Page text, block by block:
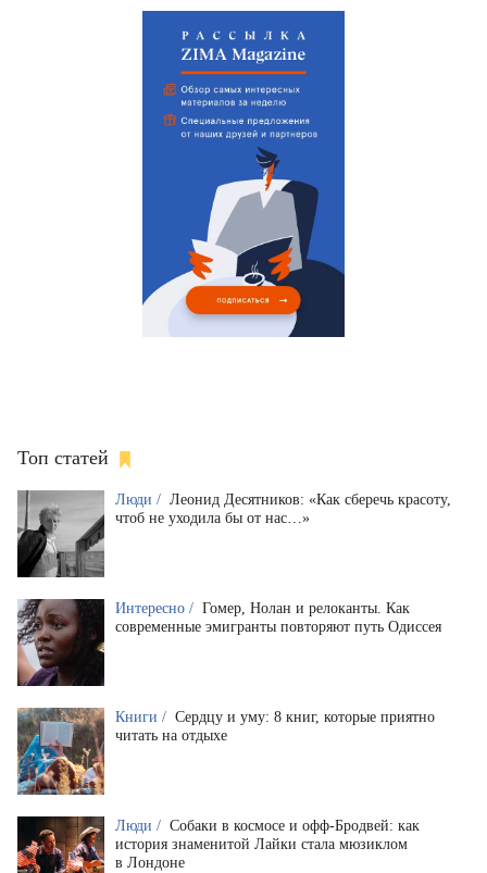
Топ статей
Люди / Леонид Десятников: «Как сберечь красоту,
чтоб не уходила бы от нас…»
Интересно / Гомер, Нолан и релоканты. Как
современные эмигранты повторяют путь Одиссея
Книги / Сердцу и уму: 8 книг, которые приятно
читать на отдыхе
Люди / Собаки в космосе и офф-Бродвей: как
история знаменитой Лайки стала мюзиклом
в Лондоне